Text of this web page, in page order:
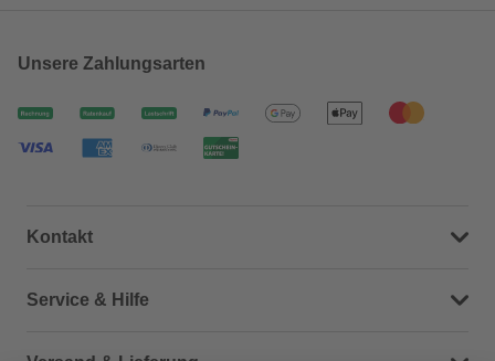
Unsere Zahlungsarten
Kontakt
Dein Kontakt zu uns
Service & Hilfe